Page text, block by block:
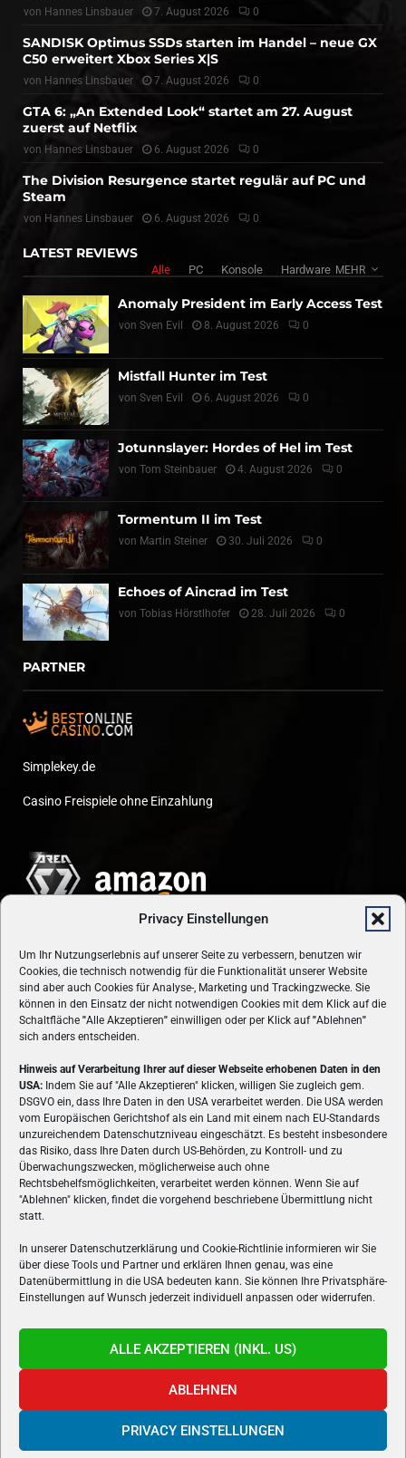
Privacy Einstellungen
Um Ihr Nutzungserlebnis auf unserer Seite zu verbessern, benutzen wir
Cookies, die technisch notwendig für die Funktionalität unserer Website
sind aber auch Cookies für Analyse-, Marketing und Trackingzwecke. Sie
können in den Einsatz der nicht notwendigen Cookies mit dem Klick auf die
Schaltfläche "Alle Akzeptieren" einwilligen oder per Klick auf"Ablehnen"
sich anders entscheiden.
Hinweis auf Verarbeitung Ihrer auf dieser Webseite erhobenen Daten in den
USA: Indem Sie auf "Alle Akzeptieren" klicken, willigen Sie zugleich gem.
DSGVO ein, dass Ihre Daten in den USA verarbeitet werden. Die USA werden
vom Europäischen Gerichtshof als ein Land mit einem nach EU-Standards
unzureichendem Datenschutzniveau eingeschätzt. Es besteht insbesondere
das Risiko, dass Ihre Daten durch US-Behörden, zu Kontroll- und zu
Überwachungszwecken, möglicherweise auch ohne
Rechtsbehelfsmöglichkeiten, verarbeitet werden können. Wenn Sie auf
"Ablehnen" klicken, findet die vorgehend beschriebene Übermittlung nicht
statt.
In unserer Datenschutzerklärung und Cookie-Richtlinie informieren wir Sie
über diese Tools und Partner und erklären Ihnen genau, was eine
Datenübermittlung in die USA bedeuten kann. Sie können Ihre Privatsphäre-
Einstellungen auf Wunsch jederzeit individuell anpassen oder widerrufen.
ALLE AKZEPTIEREN (INKL. US)
ABLEHNEN
PRIVACY EINSTELLUNGEN
von Hannes Linsbauer 7. August 2026 0
SANDISK Optimus SSDs starten im Handel – neue GX
C50 erweitert Xbox Series X|S
von Hannes Linsbauer 7. August 2026 0
GTA 6: „An Extended Look“ startet am 27. August
zuerst auf Netflix
von Hannes Linsbauer 6. August 2026 0
The Division Resurgence startet regulär auf PC und
Steam
von Hannes Linsbauer 6. August 2026 0
LATEST REVIEWS
Alle PC Konsole Hardware MEHR
Anomaly President im Early Access Test
von Sven Evil 8. August 2026 0
Mistfall Hunter im Test
von Sven Evil 6. August 2026 0
Jotunnslayer: Hordes of Hel im Test
von Tom Steinbauer 4. August 2026 0
Tormentum II im Test
von Martin Steiner 30. Juli 2026 0
Echoes of Aincrad im Test
von Tobias Hörstlhofer 28. Juli 2026 0
PARTNER
Simplekey.de
Casino Freispiele ohne Einzahlung
ÜBER UNS
VON GAMERN, FÜR GAMER! Gamers.at ist das älteste Online-
Spielemagazin Österreichs und bringt täglich aktuelle News,
Reviews und Videos zu PC- und Konsolenspielen, Gaming-
Hardware und aus der Welt des e-Sport's.
FOLGE UNS